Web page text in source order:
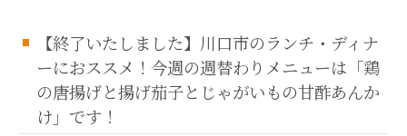
【終了いたしました】川口市のランチ・ディナ
ーにおススメ！今週の週替わりメニューは「鶏
の唐揚げと揚げ茄子とじゃがいもの甘酢あんか
け」です！